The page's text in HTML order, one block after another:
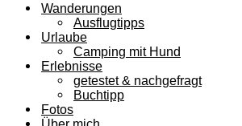
Wanderungen
Ausflugtipps
Urlaube
Camping mit Hund
Erlebnisse
getestet & nachgefragt
Buchtipp
Fotos
Über mich